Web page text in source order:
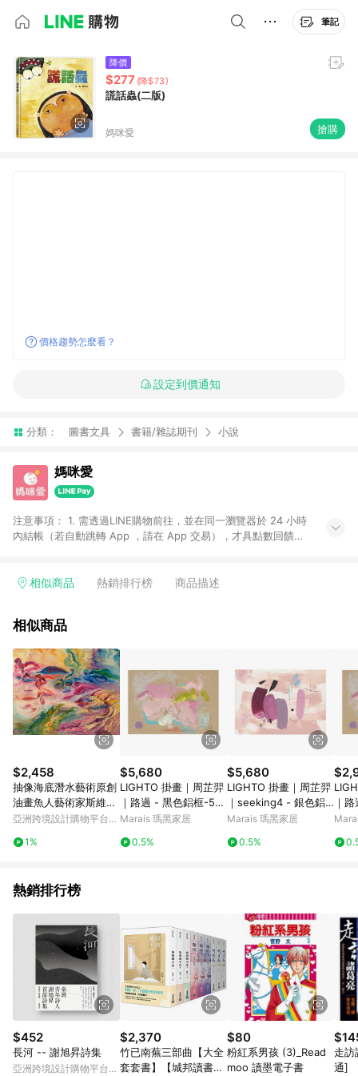
筆記
降價
$277 (降$73)
謊話蟲(二版)
媽咪愛 搶購
價格趨勢怎麼看？
設定到價通知
分類： 圖書文具 書籍/雜誌期刊 小說
媽咪愛
注意事項： 1. 需透過LINE購物前往，並在同一瀏覽器於 24 小時
內結帳（若自動跳轉 App ，請在 App 交易），才具點數回饋資
請更新至 3.9 才具贈點資格。 5. 點數將於廠商出貨後 30 天後發
車標示為準。 7. LINE購物導購回饋無法與媽咪愛站上折價券並
商品類別不回饋，請參考以下列表：童書館出清 / Switch 遊戲片
/ 瑪利歐玩具 / LEGO樂高 / 尿布 / 橋樑書 / 中高年級推薦書單 /
行李箱 / 寶寶攝影機 / 雞精&鱸魚精 / 美妝保養 / 居家防護 / 暢銷
作者&經典角色 / 人氣卡通大集合 / 地墊&圍欄 / 外文&英文童書 /
套書專區 / 各式零嘴&堅果&珍珠&果乾&糖果 / 兒童耳機&耳麥 /
水果專區 / 親子理財書單 / 6~8歲推薦書單 / 箱購專區 / 寶可夢
pokemon玩具 / 世界名著 / 廚房家電 / 蔬果汁&奶粉 / 體能玩具 /
涼墊 / 同儕相處書單 / 旅遊商品 / 公益商品
相似商品 熱銷排行榜 商品描述
相似商品
$2,458
抽像海底潛水藝術原創
油畫魚人藝術家斯維納
爾·奧克薩納
亞洲跨境設計購物平台
1%
$5,680
LIGHTO 掛畫｜周芷羿
｜路過 - 黑色鋁框-50
x 70 cm
Marais 瑪黑家居
0.5%
$5,680
LIGHTO 掛畫｜周芷羿
｜seeking4 - 銀色鋁
框-50 x 70 cm
Marais 瑪黑家居
0.5%
｜
0 x
熱銷排行榜
$452
長河 -- 謝旭昇詩集
亞洲跨境設計購物平台
$2,370
竹已南蕪三部曲【大全
套套書】【城邦讀書花
$80
粉紅系男孩 (3)_Read
moo 讀墨電子書
走訪
通]